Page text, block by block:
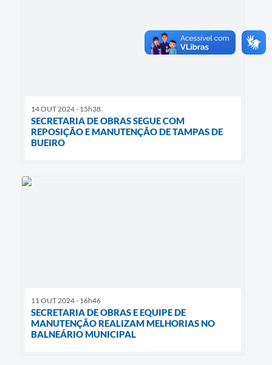
14 OUT 2024 - 15h38
SECRETARIA DE OBRAS SEGUE COM
REPOSIÇÃO E MANUTENÇÃO DE TAMPAS DE
BUEIRO
11 OUT 2024 - 16h46
SECRETARIA DE OBRAS E EQUIPE DE
MANUTENÇÃO REALIZAM MELHORIAS NO
BALNEÁRIO MUNICIPAL